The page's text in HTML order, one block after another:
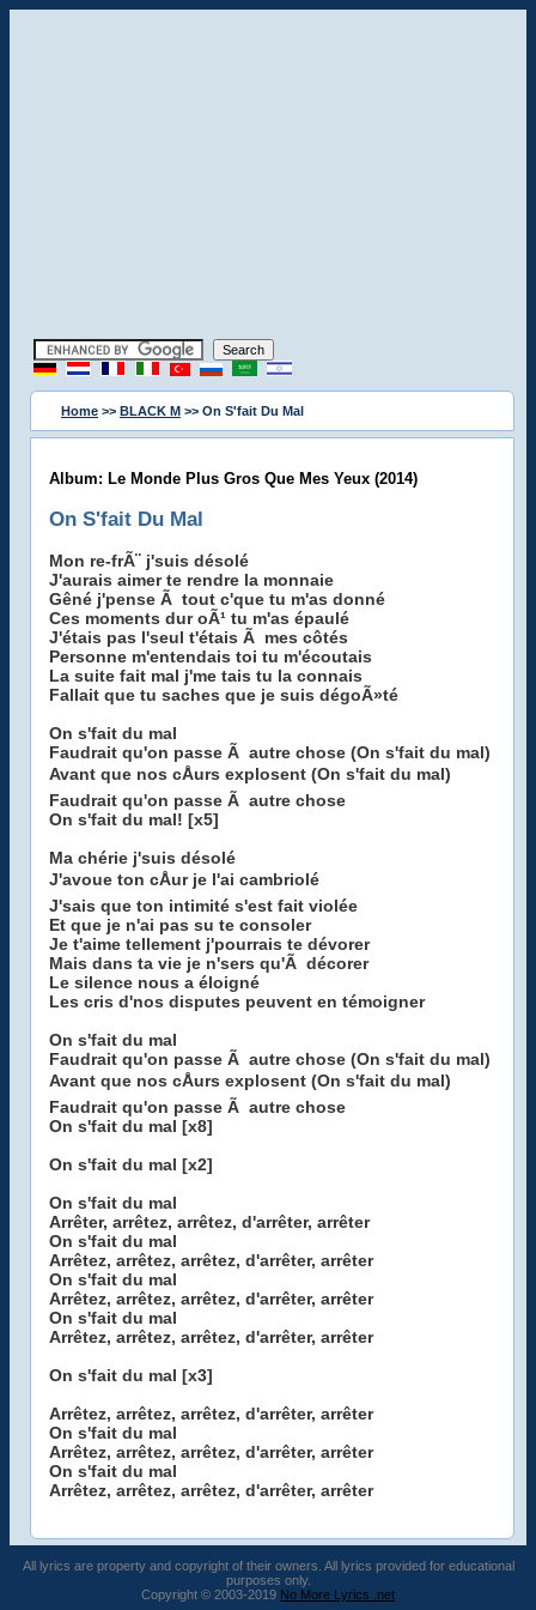
Home >> BLACK M >> On S'fait Du Mal
Album: Le Monde Plus Gros Que Mes Yeux (2014)
On S'fait Du Mal
Mon re-frÃ¨ j'suis désolé
J'aurais aimer te rendre la monnaie
Gêné j'pense Ã tout c'que tu m'as donné
Ces moments dur oÃ¹ tu m'as épaulé
J'étais pas l'seul t'étais Ã mes côtés
Personne m'entendais toi tu m'écoutais
La suite fait mal j'me tais tu la connais
Fallait que tu saches que je suis dégoÃ»té
On s'fait du mal
Faudrait qu'on passe Ã autre chose (On s'fait du mal)
Avant que nos cÅurs explosent (On s'fait du mal)
Faudrait qu'on passe Ã autre chose
On s'fait du mal! [x5]
Ma chérie j'suis désolé
J'avoue ton cÅur je l'ai cambriolé
J'sais que ton intimité s'est fait violée
Et que je n'ai pas su te consoler
Je t'aime tellement j'pourrais te dévorer
Mais dans ta vie je n'sers qu'Ã décorer
Le silence nous a éloigné
Les cris d'nos disputes peuvent en témoigner
On s'fait du mal
Faudrait qu'on passe Ã autre chose (On s'fait du mal)
Avant que nos cÅurs explosent (On s'fait du mal)
Faudrait qu'on passe Ã autre chose
On s'fait du mal [x8]
On s'fait du mal [x2]
On s'fait du mal
Arrêter, arrêtez, arrêtez, d'arrêter, arrêter
On s'fait du mal
Arrêtez, arrêtez, arrêtez, d'arrêter, arrêter
On s'fait du mal
Arrêtez, arrêtez, arrêtez, d'arrêter, arrêter
On s'fait du mal
Arrêtez, arrêtez, arrêtez, d'arrêter, arrêter
On s'fait du mal [x3]
Arrêtez, arrêtez, arrêtez, d'arrêter, arrêter
On s'fait du mal
Arrêtez, arrêtez, arrêtez, d'arrêter, arrêter
On s'fait du mal
Arrêtez, arrêtez, arrêtez, d'arrêter, arrêter
All lyrics are property and copyright of their owners. All lyrics provided for educational
purposes only.
Copyright © 2003-2019 No More Lyrics .net